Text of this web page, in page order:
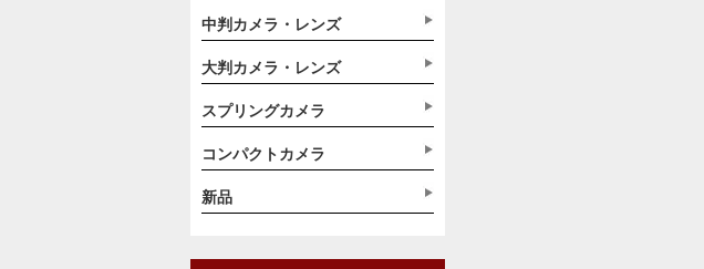
中判カメラ・レンズ
大判カメラ・レンズ
スプリングカメラ
コンパクトカメラ
新品